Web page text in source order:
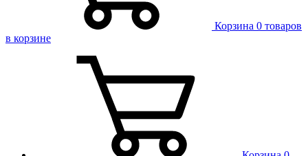
Корзина 0 товаров
в корзине